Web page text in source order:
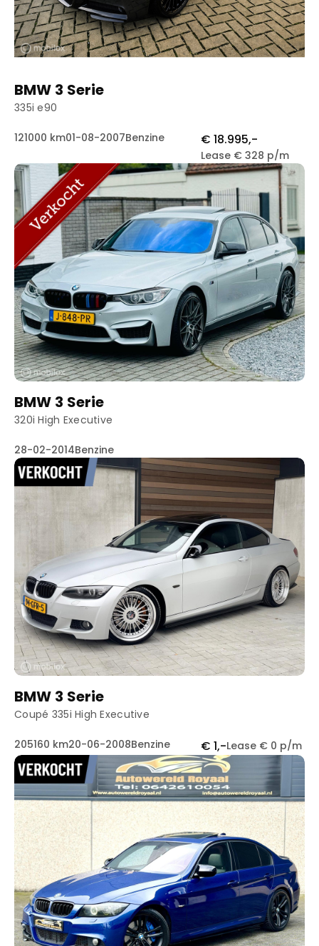
BMW 3 Serie
335i e90
121000 km01-08-2007Benzine € 18.995,-
Lease € 328 p/m
BMW 3 Serie
320i High Executive
28-02-2014Benzine
BMW 3 Serie
Coupé 335i High Executive
205160 km20-06-2008Benzine € 1,-Lease € 0 p/m